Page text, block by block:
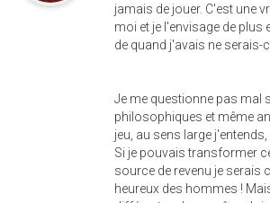
jamais de jouer. C'est une
moi et je l'envisage de plus
de quand j'avais ne serais-
Je me questionne pas mal
philosophiques et même
jeu, au sens large
Si je pouvais transformer
source de revenu je serais
heureux des hommes !